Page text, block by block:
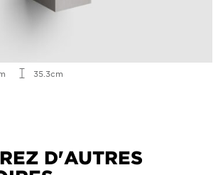
35.3cm
D'AUTRES